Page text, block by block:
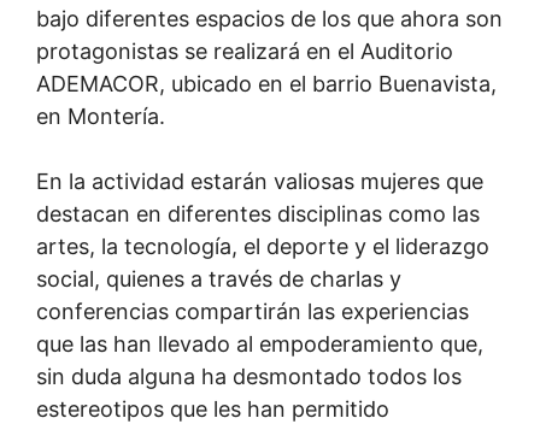
bajo diferentes espacios de los que ahora son
protagonistas se realizará en el Auditorio
ADEMACOR, ubicado en el barrio Buenavista,
en Montería.
En la actividad estarán valiosas mujeres que
destacan en diferentes disciplinas como las
artes, la tecnología, el deporte y el liderazgo
social, quienes a través de charlas y
conferencias compartirán las experiencias
que las han llevado al empoderamiento que,
sin duda alguna ha desmontado todos los
estereotipos que les han permitido